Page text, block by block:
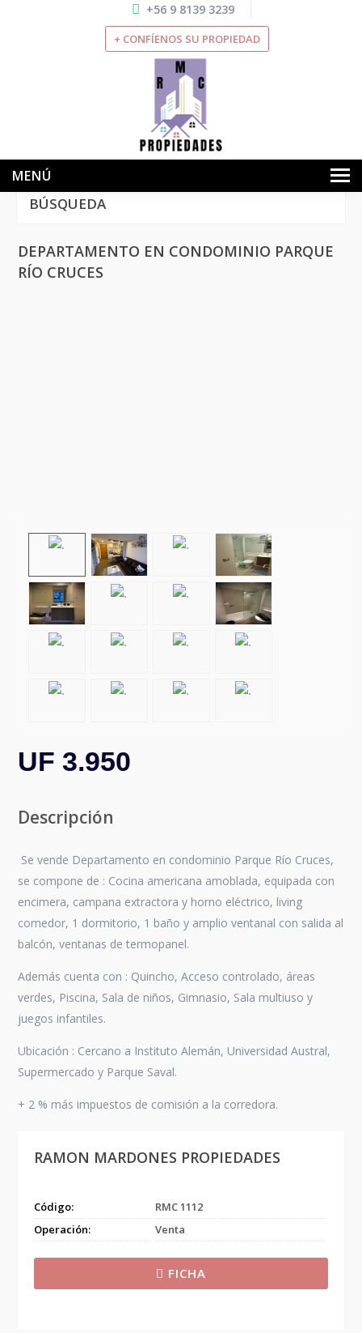
+56 9 8139 3239
+ CONFÍENOS SU PROPIEDAD
MENÚ
INICIO
VENTAS
BÚSQUEDA
DEPARTAMENTO EN CONDOMINIO PARQUE
RÍO CRUCES
UF 3.950
Descripción
Se vende Departamento en condominio Parque Río Cruces,
se compone de : Cocina americana amoblada, equipada con
encimera, campana extractora y horno eléctrico, living
comedor, 1 dormitorio, 1 baño y amplio ventanal con salida al
balcón, ventanas de termopanel.
Además cuenta con : Quincho, Acceso controlado, áreas
verdes, Piscina, Sala de niños, Gimnasio, Sala multiuso y
juegos infantiles.
Ubicación : Cercano a Instituto Alemán, Universidad Austral,
Supermercado y Parque Saval.
+ 2 % más impuestos de comisión a la corredora.
RAMON MARDONES PROPIEDADES
Código:
RMC 1112
Operación:
Venta
FICHA